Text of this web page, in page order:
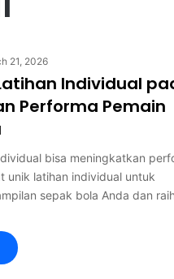
21, 2026
Individual
Performa Pemain
bisa meningkatkan
unik latihan individual untuk
sepak bola Anda dan